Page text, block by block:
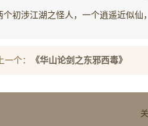
个初涉江湖之怪人，一个逍遥近似
上一个： 《华山论剑之东邪西毒》